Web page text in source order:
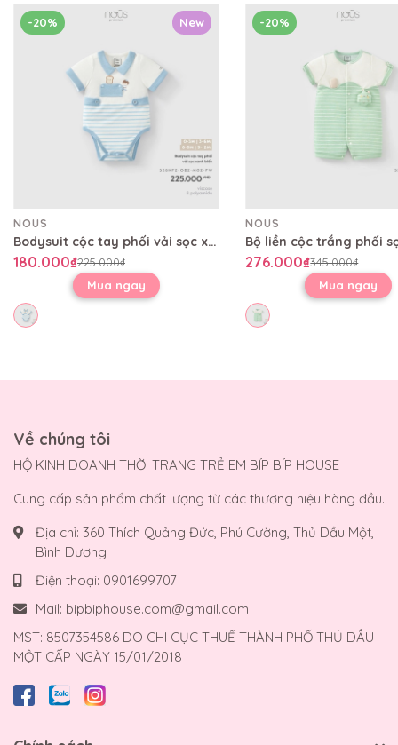
New
-20%
NOUS
Bodysuit cộc tay phối vải sọc xanh biển
180.000₫225.000₫
Mua ngay
-20%
NOUS
276.000₫345.000₫
Mua ngay
Về chúng tôi
HỘ KINH DOANH THỜI TRANG TRẺ EM BÍP BÍP HOUSE
Cung cấp sản phẩm chất lượng từ các thương hiệu hàng đầu.
Địa chỉ: 360 Thích Quảng Đức, Phú Cường, Thủ Dầu Một,
Bình Dương
Điện thoại: 0901699707
Mail: bipbiphouse.com@gmail.com
MST: 8507354586 DO CHI CỤC THUẾ THÀNH PHỐ THỦ DẦU
MỘT CẤP NGÀY 15/01/2018